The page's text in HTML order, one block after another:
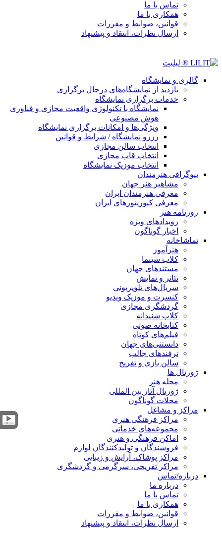
تماس با ما
همکاری با ما
قوانین، ضوابط و مقررات
ارسال نظرات، انتقاد و پیشنهاد
گالری و نمایشگاه
بازدید از نمایشگاه‌های درحال برگزاری
خدمات برگزاری نمایشگاه
نمایشگاه با تکنولوژی واقعیت مجازی و فناوری
هوش مصنوعی
ویژگی‌ها و امکانات برگزاری نمایشگاه
رزرو نمایشگاه / شرایط و قوانین
انتخاب سالن مجازی
انتخاب قاب مجازی
انتخاب موزیک نمایشگاه
بیوگرافی هنرمندان
مشاهیر هنر جهان
معرفی هنرمندان ایران
معرفی کیوریتورهای ایران
روزنامه هنر
رویدادهای ویژه
اخبار گوناگون
تماشاخانه
هنرآموز
کلاب سینما
مستندهای جهان
تئاتر و نمایش
سریال‌های تلویزیونی
کنسرت و موزیک ویدیو
گردشگری مجازی
کلاب شنیدانه
کتابخانه صوتی
فیلم‌های کوتاه
دانستنی‌های جهان
ترفندهای جالب
سالن بازی و تفریح
ژورنال ها
مجله هنر
ژورنال آثار بین المللی
مجلات گوناگون
مراکز و مشاغل
مراکز فرهنگی هنری
مجموعه‌های خدماتی
اماکن فرهنگی و هنری
فروشندگان و تولیدکنندگان لوازم
مراکز پوشاک، آرایش و زیبایی
مراکز تفریحی، سرگرمی و گردشگری
درباره/تماس
درباره ما
تماس با ما
همکاری با ما
قوانین، ضوابط و مقررات
ارسال نظرات، انتقاد و پیشنهاد